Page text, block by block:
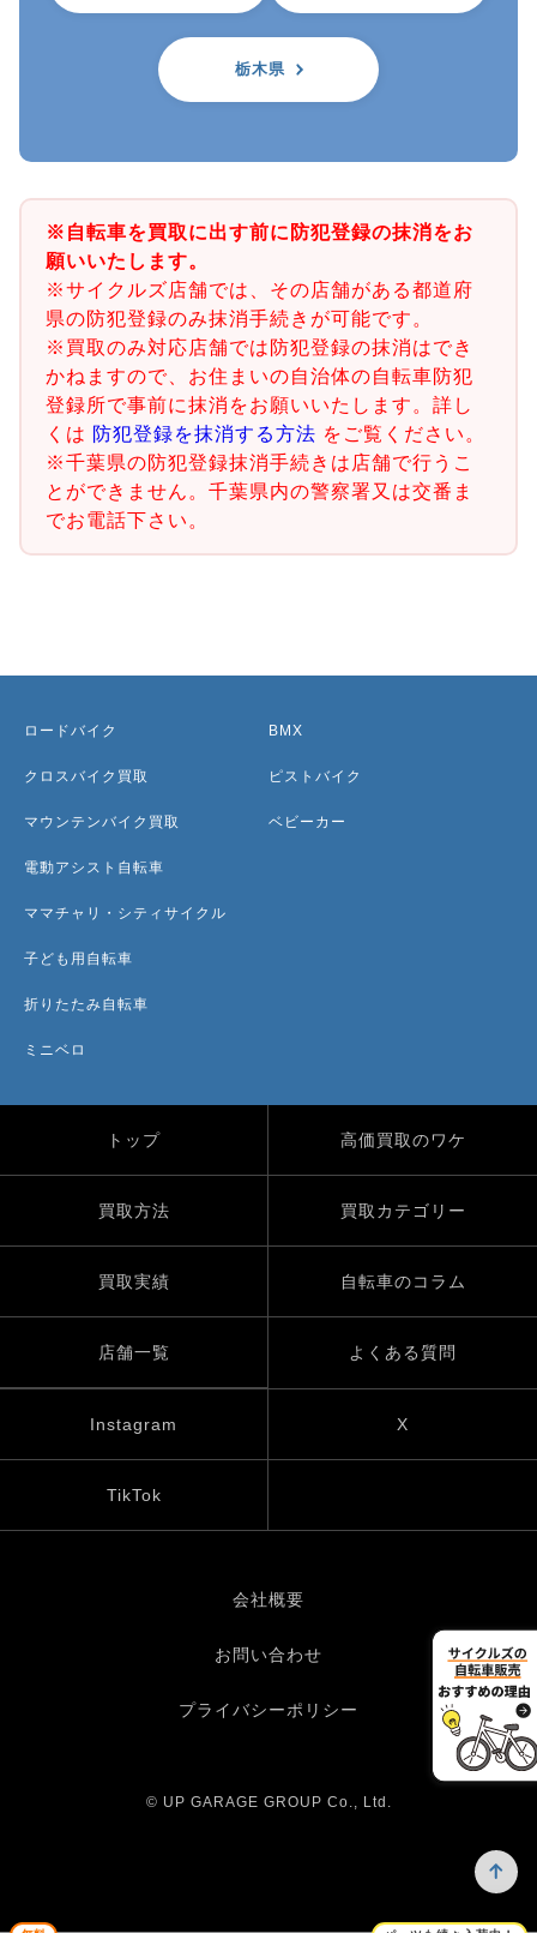
栃木県
※自転車を買取に出す前に防犯登録の抹消をお
願いいたします。
※サイクルズ店舗では、その店舗がある都道府
県の防犯登録のみ抹消手続きが可能です。
※買取のみ対応店舗では防犯登録の抹消はでき
かねますので、お住まいの自治体の自転車防犯
登録所で事前に抹消をお願いいたします。詳し
くは 防犯登録を抹消する方法 をご覧ください。
※千葉県の防犯登録抹消手続きは店舗で行うこ
とができません。千葉県内の警察署又は交番ま
でお電話下さい。
ロードバイク
クロスバイク買取
マウンテンバイク買取
電動アシスト自転車
ママチャリ・シティサイクル
子ども用自転車
折りたたみ自転車
ミニベロ
BMX
ピストバイク
ベビーカー
トップ 高価買取のワケ
買取方法 買取カテゴリー
買取実績 自転車のコラム
店舗一覧 よくある質問
Instagram X
TikTok
会社概要
お問い合わせ
プライバシーポリシー
© UP GARAGE GROUP Co., Ltd.